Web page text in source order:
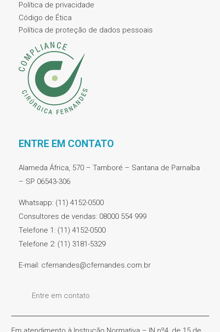
Política de privacidade
Código de Ética
Política de proteção de dados pessoais
ENTRE EM CONTATO
Alameda África, 570 – Tamboré – Santana de Parnaíba
– SP 06543-306
Whatsapp: (11) 4152-0500
Consultores de vendas: 08000 554 999
Telefone 1: (11) 4152-0500
Telefone 2: (11) 3181-5329
E-mail: cfernandes@cfernandes.com.br
Entre em contato